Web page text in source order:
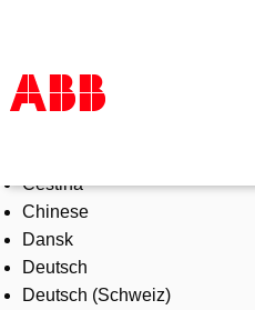
Products & Solutions
Industries
Services
About us
Where to buy
Čeština
Chinese
Dansk
Deutsch
Deutsch (Schweiz)